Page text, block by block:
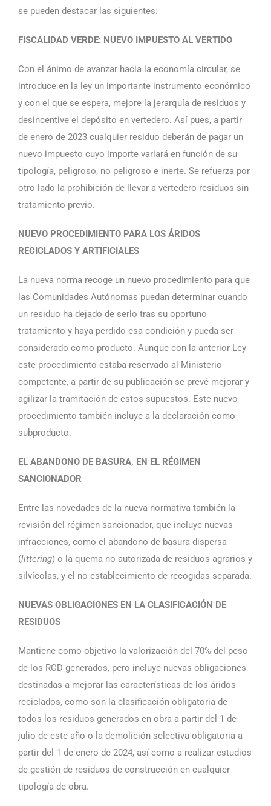
se pueden destacar las siguientes:
FISCALIDAD VERDE: NUEVO IMPUESTO AL VERTIDO
Con el ánimo de avanzar hacia la economía circular, se
introduce en la ley un importante instrumento económico
y con el que se espera, mejore la jerarquía de residuos y
desincentive el depósito en vertedero. Así pues, a partir
de enero de 2023 cualquier residuo deberán de pagar un
nuevo impuesto cuyo importe variará en función de su
tipología, peligroso, no peligroso e inerte. Se refuerza por
otro lado la prohibición de llevar a vertedero residuos sin
tratamiento previo.
NUEVO PROCEDIMIENTO PARA LOS ÁRIDOS
RECICLADOS Y ARTIFICIALES
La nueva norma recoge un nuevo procedimiento para que
las Comunidades Autónomas puedan determinar cuando
un residuo ha dejado de serlo tras su oportuno
tratamiento y haya perdido esa condición y pueda ser
considerado como producto. Aunque con la anterior Ley
este procedimiento estaba reservado al Ministerio
competente, a partir de su publicación se prevé mejorar y
agilizar la tramitación de estos supuestos. Este nuevo
procedimiento también incluye a la declaración como
subproducto.
EL ABANDONO DE BASURA, EN EL RÉGIMEN
SANCIONADOR
Entre las novedades de la nueva normativa también la
revisión del régimen sancionador, que incluye nuevas
infracciones, como el abandono de basura dispersa
(littering) o la quema no autorizada de residuos agrarios y
silvícolas, y el no establecimiento de recogidas separada.
NUEVAS OBLIGACIONES EN LA CLASIFICACIÓN DE
RESIDUOS
Mantiene como objetivo la valorización del 70% del peso
de los RCD generados, pero incluye nuevas obligaciones
destinadas a mejorar las características de los áridos
reciclados, como son la clasificación obligatoria de
todos los residuos generados en obra a partir del 1 de
julio de este año o la demolición selectiva obligatoria a
partir del 1 de enero de 2024, así como a realizar estudios
de gestión de residuos de construcción en cualquier
tipología de obra.